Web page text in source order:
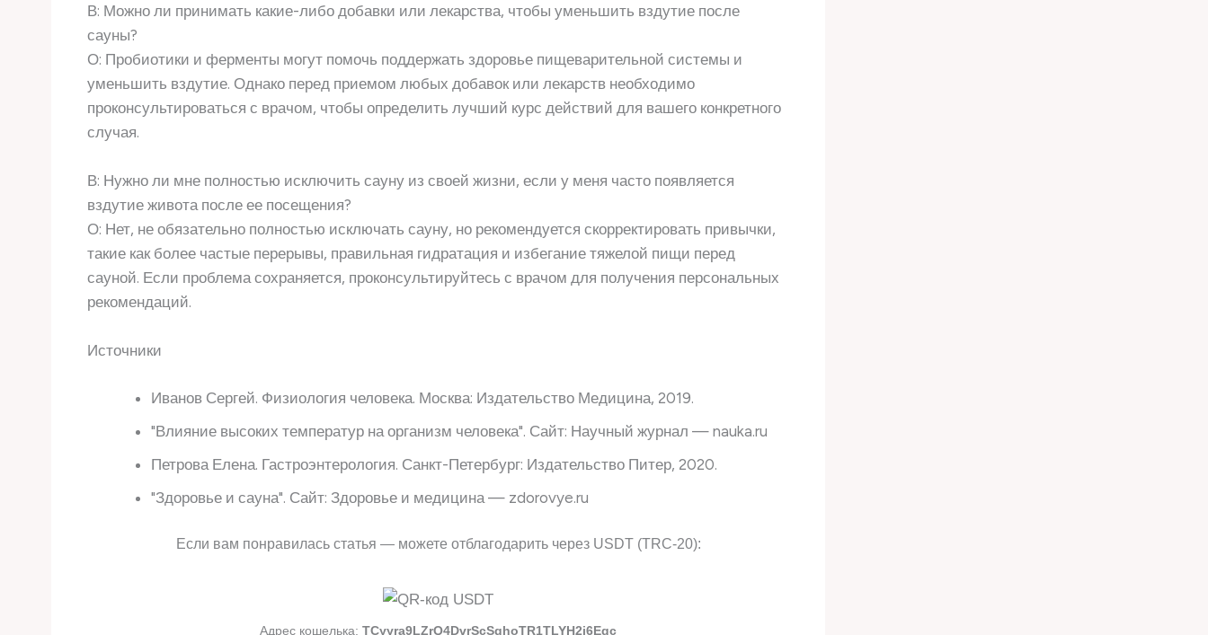
В: Можно ли принимать какие-либо добавки или лекарства, чтобы уменьшить вздутие после
сауны?
О: Пробиотики и ферменты могут помочь поддержать здоровье пищеварительной системы и
уменьшить вздутие. Однако перед приемом любых добавок или лекарств необходимо
проконсультироваться с врачом, чтобы определить лучший курс действий для вашего конкретного
случая.
В: Нужно ли мне полностью исключить сауну из своей жизни, если у меня часто появляется
вздутие живота после ее посещения?
О: Нет, не обязательно полностью исключать сауну, но рекомендуется скорректировать привычки,
такие как более частые перерывы, правильная гидратация и избегание тяжелой пищи перед
сауной. Если проблема сохраняется, проконсультируйтесь с врачом для получения персональных
рекомендаций.
Источники
Иванов Сергей. Физиология человека. Москва: Издательство Медицина, 2019.
"Влияние высоких температур на организм человека". Сайт: Научный журнал — nauka.ru
Петрова Елена. Гастроэнтерология. Санкт-Петербург: Издательство Питер, 2020.
"Здоровье и сауна". Сайт: Здоровье и медицина — zdorovye.ru
Если вам понравилась статья — можете отблагодарить через USDT (TRC-20):
Адрес кошелька: TCyyra9LZrQ4DvrScSqhoTR1TLYH2j6Eqc